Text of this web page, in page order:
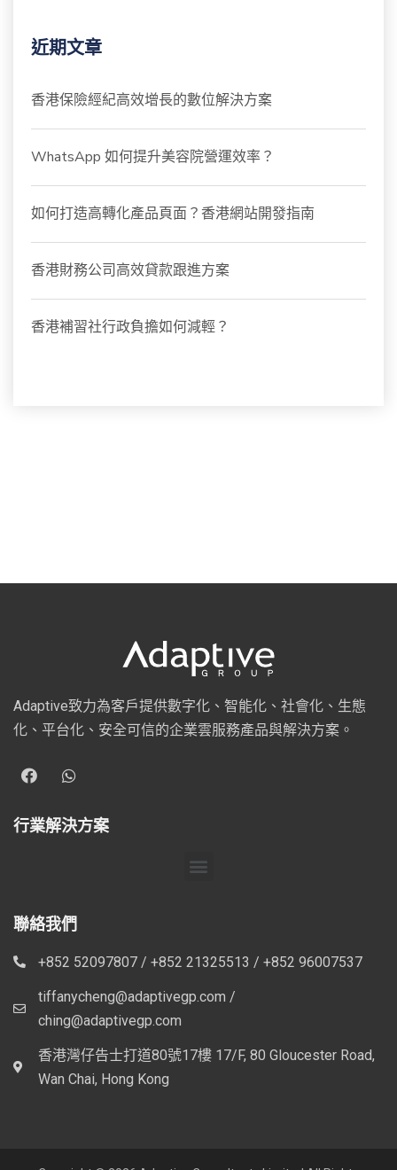
近期文章
香港保險經紀高效增長的數位解決方案
WhatsApp 如何提升美容院營運效率？
如何打造高轉化產品頁面？香港網站開發指南
香港財務公司高效貸款跟進方案
香港補習社行政負擔如何減輕？
Adaptive致力為客戶提供數字化、智能化、社會化、生態
化、平台化、安全可信的企業雲服務產品與解決方案。
行業解決方案
聯絡我們
+852 52097807 / +852 21325513 / +852 96007537
tiffanycheng@adaptivegp.com /
ching@adaptivegp.com
香港灣仔告士打道80號17樓 17/F, 80 Gloucester Road,
Wan Chai, Hong Kong